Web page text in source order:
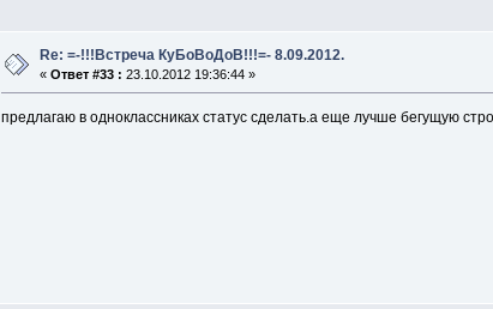
Re: =-!!!Встреча КуБоВоДоВ!!!=- 8.09.2012.
«Ответ #33 : 23.10.2012 19:36:44 »
предлагаю в одноклассниках статус сделать.а еще лучше бегущую